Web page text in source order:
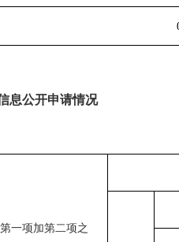
公开申请情况
一项加第二项之